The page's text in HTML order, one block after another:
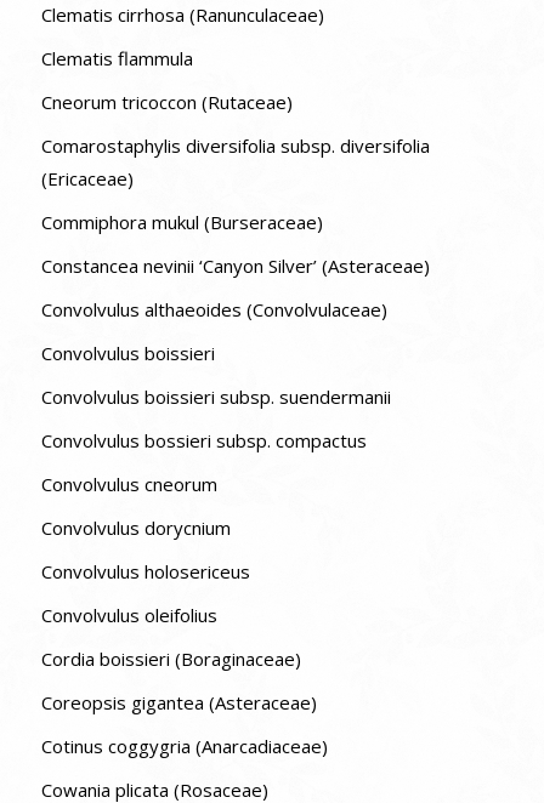
Clematis cirrhosa (Ranunculaceae)
Clematis flammula
Cneorum tricoccon (Rutaceae)
Comarostaphylis diversifolia subsp. diversifolia
(Ericaceae)
Commiphora mukul (Burseraceae)
Constancea nevinii ‘Canyon Silver’ (Asteraceae)
Convolvulus althaeoides (Convolvulaceae)
Convolvulus boissieri
Convolvulus boissieri subsp. suendermanii
Convolvulus bossieri subsp. compactus
Convolvulus cneorum
Convolvulus dorycnium
Convolvulus holosericeus
Convolvulus oleifolius
Cordia boissieri (Boraginaceae)
Coreopsis gigantea (Asteraceae)
Cotinus coggygria (Anarcadiaceae)
Cowania plicata (Rosaceae)